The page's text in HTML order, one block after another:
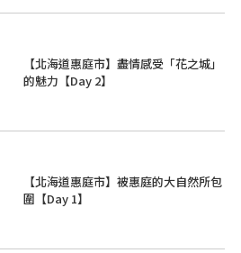
【北海道惠庭市】盡情感受「花之城」
的魅力【Day 2】
【北海道惠庭市】被惠庭的大自然所包
圍【Day 1】